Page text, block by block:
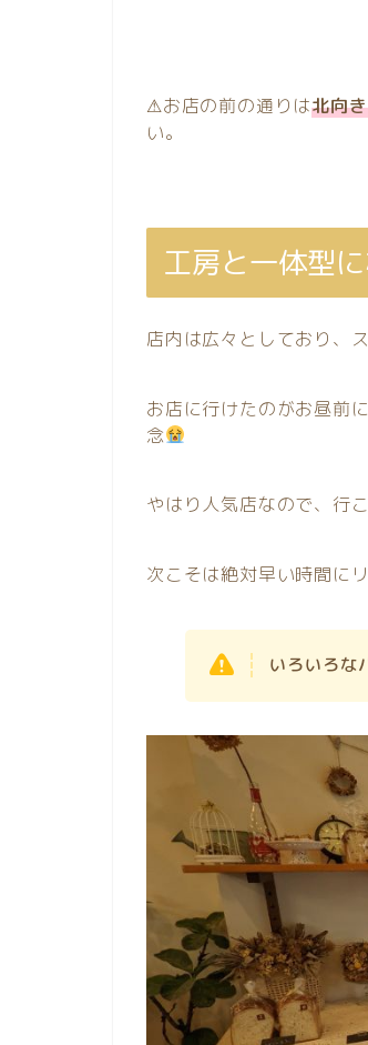
⚠お店の前の通りは北向
い。
工房と一体型
店内は広々としており、
お店に行けたのがお昼前
念
やはり人気店なので、行
次こそは絶対早い時間に
いろいろな